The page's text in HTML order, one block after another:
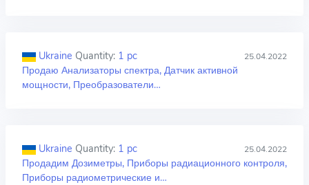
Ukraine Quantity: 1 pc 25.04.2022
Продаю Анализаторы спектра, Датчик активной
мощности, Преобразователи…
Ukraine Quantity: 1 pc 25.04.2022
Продадим Дозиметры, Приборы радиационного контроля,
Приборы радиометрические и…